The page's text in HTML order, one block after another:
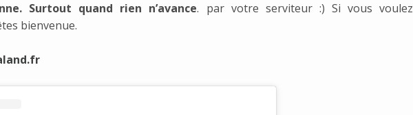
Surtout quand rien n’avance. par votre serviteur :) Si vous voulez
bienvenue.